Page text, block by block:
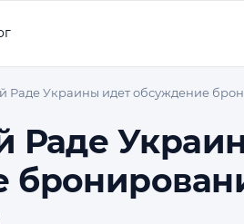
Раде Украины идет обсуждение
Раде